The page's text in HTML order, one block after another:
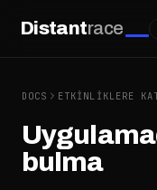
Distantrace
DOCS ETKINLIKLERE
bulma